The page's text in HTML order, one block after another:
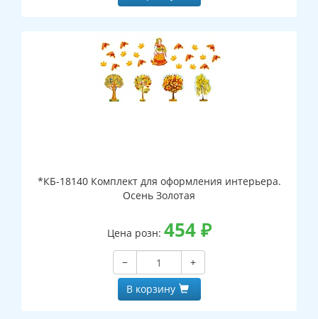
*КБ-18140 Комплект для оформления интерьера.
Осень Золотая
Цена розн: 454₽
−
+
В корзину